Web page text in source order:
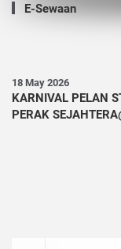
E-Sewaan
18 May 2026
KARNIVAL PELAN
PERAK